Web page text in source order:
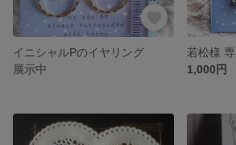
イニシャルPのイヤリング
展示中
1,000円